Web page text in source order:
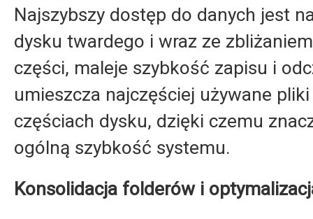
Najszybszy dostęp do danych jest
dysku twardego i wraz ze
części, maleje szybkość zapisu i
umieszcza najczęściej używane
częściach dysku, dzięki czemu
ogólną szybkość systemu.
Konsolidacja folderów i